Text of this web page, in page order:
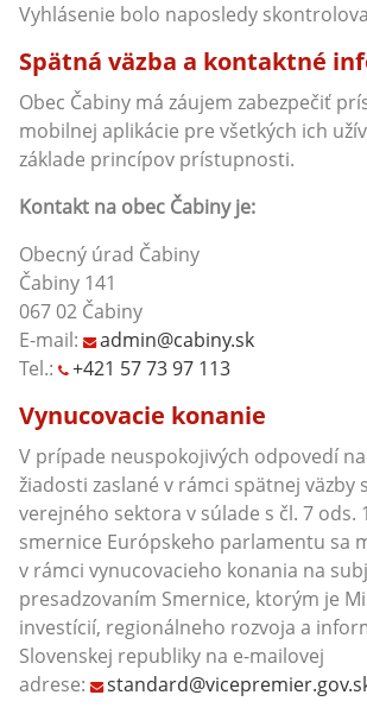
Vyhlásenie bolo naposledy
Spätná väzba a kontaktné
Obec Čabiny má záujem zabezpečiť
mobilnej aplikácie pre všetkých ich
základe princípov prístupnosti.
Kontakt na obec Čabiny je:
Obecný úrad Čabiny
Čabiny 141
067 02 Čabiny
E-mail:
admin@cabiny.sk
Tel.:
+421 57 73 97 113
Vynucovacie konanie
V prípade neuspokojivých odpovedí
žiadosti zaslané v rámci spätnej väzby
verejného sektora v súlade s čl. 7 ods.
smernice Európskeho parlamentu sa
v rámci vynucovacieho konania na
presadzovaním Smernice, ktorým je
investícií, regionálneho rozvoja a
Slovenskej republiky na e-mailovej
adrese: